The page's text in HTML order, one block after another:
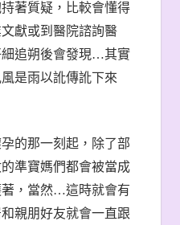
著質疑，比較會懂得
獻或到醫院諮詢醫
追朔後會發現…其實
是雨以訛傳訛下來
的那一刻起，除了部
準寶媽們都會被當成
，當然…這時就會有
親朋好友就會一直跟